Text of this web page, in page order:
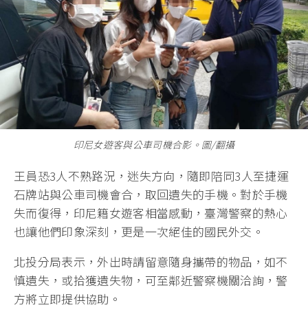
印尼女遊客與公車司機合影。圖/翻攝
王員恐3人不熟路況，迷失方向，隨即陪同3人至捷運
石牌站與公車司機會合，取回遺失的手機。對於手機
失而復得，印尼籍女遊客相當感動，臺灣警察的熱心
也讓他們印象深刻，更是一次絕佳的國民外交。
北投分局表示，外出時請留意隨身攜帶的物品，如不
慎遺失，或拾獲遺失物，可至鄰近警察機關洽詢，警
方將立即提供協助。